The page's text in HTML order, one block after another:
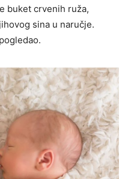
buket crvenih ruža,
sina u naručje.